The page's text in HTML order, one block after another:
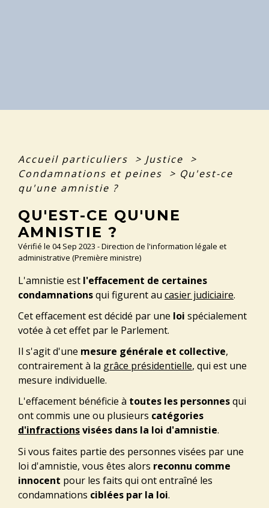
Accueil particuliers > Justice
>
Condamnations et peines
> Qu'est-ce
qu'une amnistie ?
QU'EST-CE QU'UNE
AMNISTIE ?
Vérifié le 04 Sep 2023 - Direction de l'information légale et
administrative (Première ministre)
L'amnistie est l'effacement de certaines
condamnationsqui figurent au casier judiciaire.
Cet effacement est décidé par une loi spécialement
votée à cet effet par le Parlement.
Il s'agit d'une mesure générale et collective,
contrairement à la grâce présidentielle, qui est une
mesure individuelle.
L'effacement bénéficie à toutes les personnesqui
ont commis une ou plusieurs catégories
d'infractionsvisées dans la loi d'amnistie.
Si vous faites partie des personnes visées par une
loi d'amnistie, vous êtes alors reconnu comme
innocent pour les faits qui ont entraîné les
condamnations ciblées par la loi.